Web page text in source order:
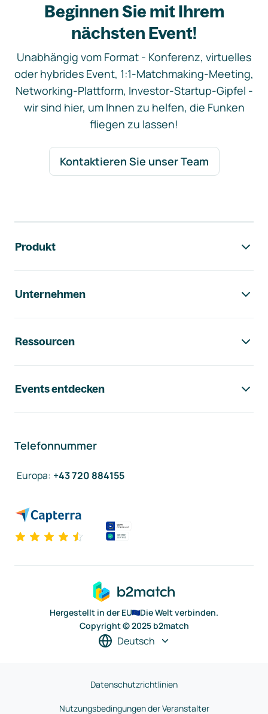
Beginnen Sie mit Ihrem
nächsten Event!
Unabhängig vom Format - Konferenz, virtuelles
oder hybrides Event, 1:1-Matchmaking-Meeting,
Networking-Plattform, Investor-Startup-Gipfel -
wir sind hier, um Ihnen zu helfen, die Funken
fliegen zu lassen!
Kontaktieren Sie unser Team
Produkt
Unternehmen
Ressourcen
Events entdecken
Telefonnummer
Europa: +43 720 884155
Hergestellt in der EU
Die Welt verbinden.
Copyright © 2025 b2match
Deutsch
Datenschutzrichtlinien
Nutzungsbedingungen der Veranstalter